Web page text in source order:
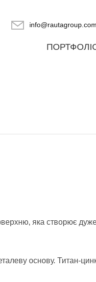
info@rautagroup.com
яка створює
основу. Титан-